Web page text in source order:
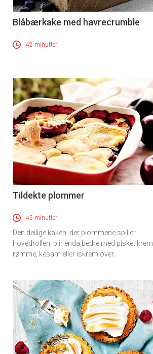
Blåbærkake med havrecrumble
42 minutter
Tildekte plommer
45 minutter
Den deilige kaken, der plommene spiller
hovedrollen, blir enda bedre med pisket krem,
rømme, kesam eller iskrem over.